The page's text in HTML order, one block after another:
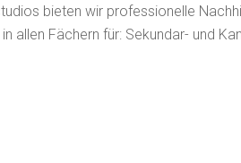
bieten wir professionelle
allen Fächern für: Sekundar- und